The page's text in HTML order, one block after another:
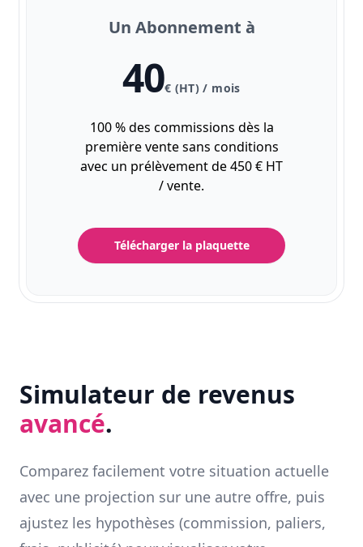
Un Abonnement à
40€ (HT) / mois
100 % des commissions dès la
première vente sans conditions
avec un prélèvement de 450 € HT
/ vente.
Télécharger la plaquette
Simulateur de revenus
avancé.
Comparez facilement votre situation actuelle
avec une projection sur une autre offre, puis
ajustez les hypothèses (commission, paliers,